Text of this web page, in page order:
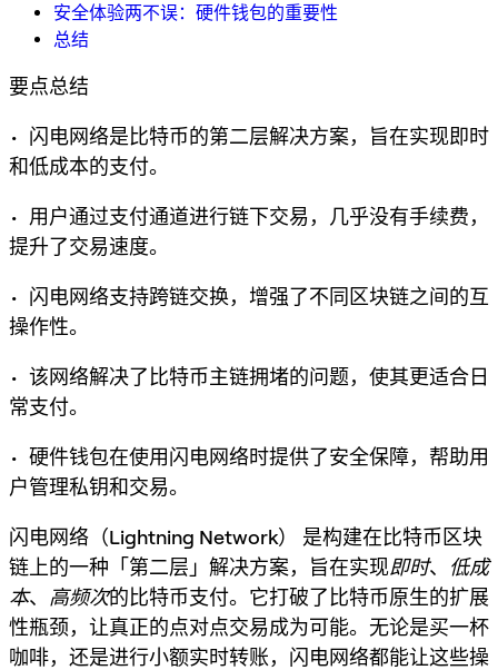
安全体验两不误：硬件钱包的重要性
总结
要点总结
• 闪电网络是比特币的第二层解决方案，旨在实现即时
和低成本的支付。
• 用户通过支付通道进行链下交易，几乎没有手续费，
提升了交易速度。
• 闪电网络支持跨链交换，增强了不同区块链之间的互
操作性。
• 该网络解决了比特币主链拥堵的问题，使其更适合日
常支付。
• 硬件钱包在使用闪电网络时提供了安全保障，帮助用
户管理私钥和交易。
闪电网络（Lightning Network）
是构建在比特币区块
链上的一种「第二层」解决方案，旨在实现即时、 低成
本、 高频次的比特币支付。它打破了比特币原生的扩展
性瓶颈，让真正的点对点交易成为可能。无论是买一杯
咖啡，还是进行小额实时转账，闪电网络都能让这些操